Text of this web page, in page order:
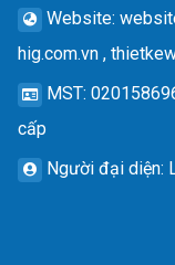
Website:
hig.com.vn ,
MST:
cấp
Người đại diện: